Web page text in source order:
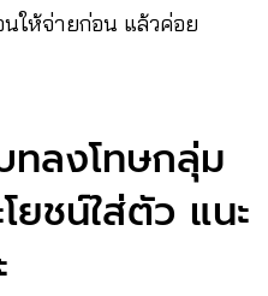
ให้จ่ายก่อน แล้วค่อย
ทลงโทษกลุ่ม
ยชน์ใส่ตัว แนะ